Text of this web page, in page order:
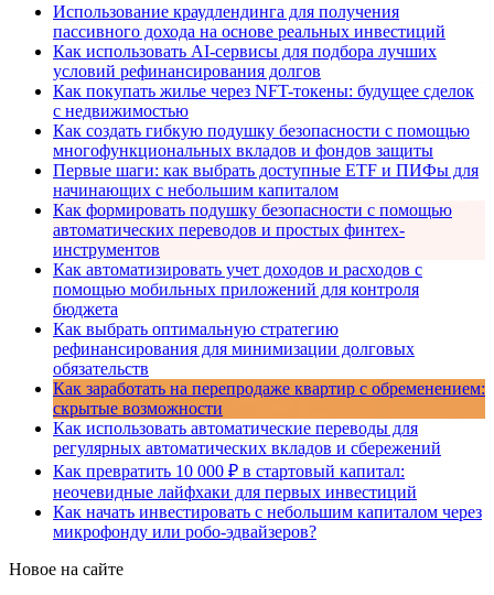
Использование краудлендинга для получения
пассивного дохода на основе реальных инвестиций
Как использовать AI-сервисы для подбора лучших
условий рефинансирования долгов
Как покупать жилье через NFT-токены: будущее сделок
с недвижимостью
Как создать гибкую подушку безопасности с помощью
многофункциональных вкладов и фондов защиты
Первые шаги: как выбрать доступные ETF и ПИФы для
начинающих с небольшим капиталом
Как формировать подушку безопасности с помощью
автоматических переводов и простых финтех-
инструментов
Как автоматизировать учет доходов и расходов с
помощью мобильных приложений для контроля
бюджета
Как выбрать оптимальную стратегию
рефинансирования для минимизации долговых
обязательств
Как заработать на перепродаже квартир с обременением:
скрытые возможности
Как использовать автоматические переводы для
регулярных автоматических вкладов и сбережений
Как превратить 10 000 ₽ в стартовый капитал:
неочевидные лайфхаки для первых инвестиций
Как начать инвестировать с небольшим капиталом через
микрофонду или робо-эдвайзеров?
Новое на сайте